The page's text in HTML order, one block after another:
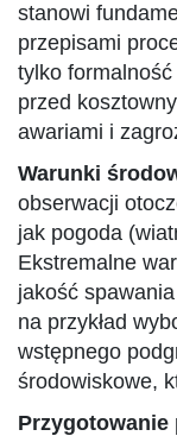
stanowi
przepisami
tylko
przed
awariami i
Warunki
obserwacji
jak pogoda
Ekstremalne
jakość
na przykład
wstępnego
środowiskowe,